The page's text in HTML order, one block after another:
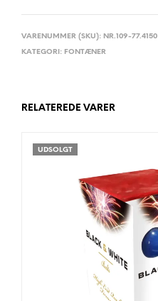
VARENUMMER (SKU): NR.109-77.4150
KATEGORI: FONTÆNER
RELATEREDE VARER
UDSOLGT